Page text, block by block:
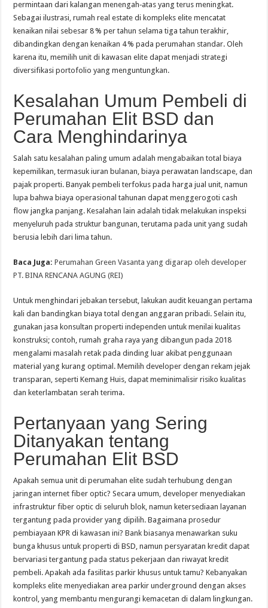
permintaan dari kalangan menengah‑atas yang terus meningkat.
Sebagai ilustrasi, rumah real estate di kompleks elite mencatat
kenaikan nilai sebesar 8 % per tahun selama tiga tahun terakhir,
dibandingkan dengan kenaikan 4 % pada perumahan standar. Oleh
karena itu, memilih unit di kawasan elite dapat menjadi strategi
diversifikasi portofolio yang menguntungkan.
Kesalahan Umum Pembeli di
Perumahan Elit BSD dan
Cara Menghindarinya
Salah satu kesalahan paling umum adalah mengabaikan total biaya
kepemilikan, termasuk iuran bulanan, biaya perawatan landscape, dan
pajak properti. Banyak pembeli terfokus pada harga jual unit, namun
lupa bahwa biaya operasional tahunan dapat menggerogoti cash
flow jangka panjang. Kesalahan lain adalah tidak melakukan inspeksi
menyeluruh pada struktur bangunan, terutama pada unit yang sudah
berusia lebih dari lima tahun.
Baca Juga: Perumahan Green Vasanta yang digarap oleh developer
PT. BINA RENCANA AGUNG (REI)
Untuk menghindari jebakan tersebut, lakukan audit keuangan pertama
kali dan bandingkan biaya total dengan anggaran pribadi. Selain itu,
gunakan jasa konsultan properti independen untuk menilai kualitas
konstruksi; contoh, rumah graha raya yang dibangun pada 2018
mengalami masalah retak pada dinding luar akibat penggunaan
material yang kurang optimal. Memilih developer dengan rekam jejak
transparan, seperti Kemang Huis, dapat meminimalisir risiko kualitas
dan keterlambatan serah terima.
Pertanyaan yang Sering
Ditanyakan tentang
Perumahan Elit BSD
Apakah semua unit di perumahan elite sudah terhubung dengan
jaringan internet fiber optic? Secara umum, developer menyediakan
infrastruktur fiber optic di seluruh blok, namun ketersediaan layanan
tergantung pada provider yang dipilih. Bagaimana prosedur
pembiayaan KPR di kawasan ini? Bank biasanya menawarkan suku
bunga khusus untuk properti di BSD, namun persyaratan kredit dapat
bervariasi tergantung pada status pekerjaan dan riwayat kredit
pembeli. Apakah ada fasilitas parkir khusus untuk tamu? Kebanyakan
kompleks elite menyediakan area parkir underground dengan akses
kontrol, yang membantu mengurangi kemacetan di dalam lingkungan.